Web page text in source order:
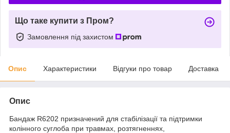
Що таке купити з Пром?
Замовлення під захистом
Опис Характеристики Відгуки про товар Доставка
Опис
Бандаж R6202 призначений для стабілізації та підтримки
колінного суглоба при травмах, розтягненнях,